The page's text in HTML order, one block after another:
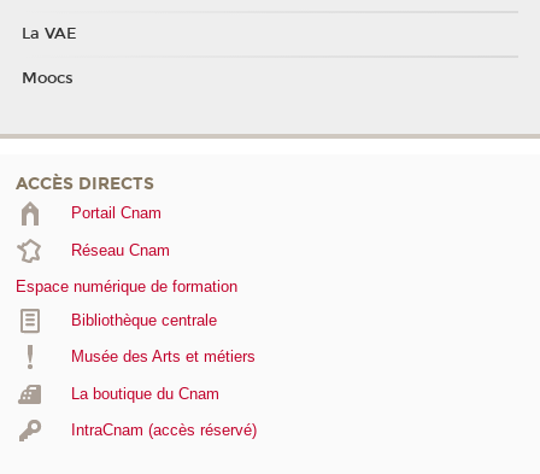
La VAE
Moocs
ACCÈS DIRECTS
Portail Cnam
Réseau Cnam
Espace numérique de formation
Bibliothèque centrale
Musée des Arts et métiers
La boutique du Cnam
IntraCnam (accès réservé)